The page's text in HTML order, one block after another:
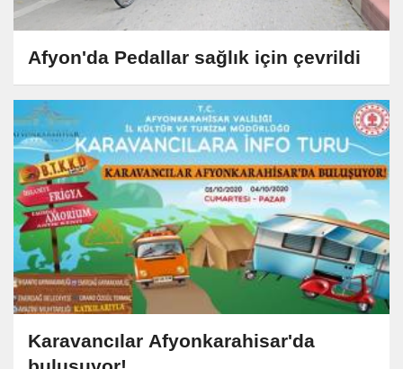
Afyon'da Pedallar sağlık için çevrildi
Karavancılar Afyonkarahisar'da